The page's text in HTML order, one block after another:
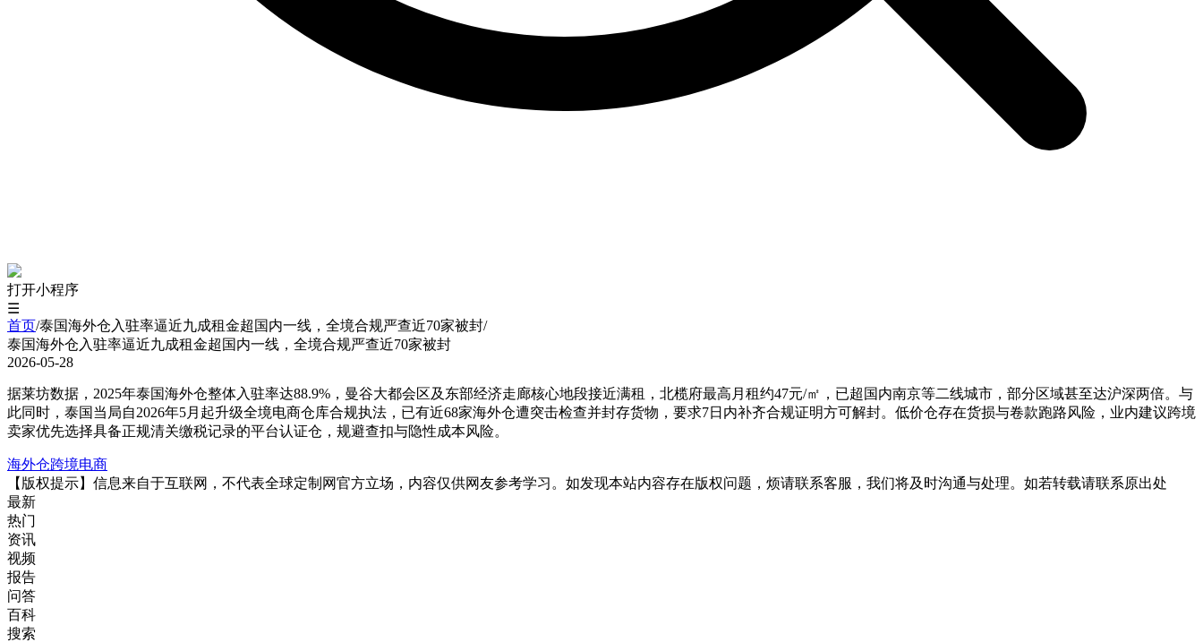
打开小程序
☰
首页/泰国海外仓入驻率逼近九成租金超国内一线，全境合规严查近70家被封/
泰国海外仓入驻率逼近九成租金超国内一线，全境合规严查近70家被封
2026-05-28
据莱坊数据，2025年泰国海外仓整体入驻率达88.9%，曼谷大都会区及东部经济走廊核心地段接近满租，北榄府最高月租约47元/㎡，已超国内南京等二线城市，部分区域甚至达沪深两倍。与
此同时，泰国当局自2026年5月起升级全境电商仓库合规执法，已有近68家海外仓遭突击检查并封存货物，要求7日内补齐合规证明方可解封。低价仓存在货损与卷款跑路风险，业内建议跨境
卖家优先选择具备正规清关缴税记录的平台认证仓，规避查扣与隐性成本风险。
海外仓跨境电商
【版权提示】信息来自于互联网，不代表全球定制网官方立场，内容仅供网友参考学习。如发现本站内容存在版权问题，烦请联系客服，我们将及时沟通与处理。如若转载请联系原出处
最新
热门
资讯
视频
报告
问答
百科
搜索